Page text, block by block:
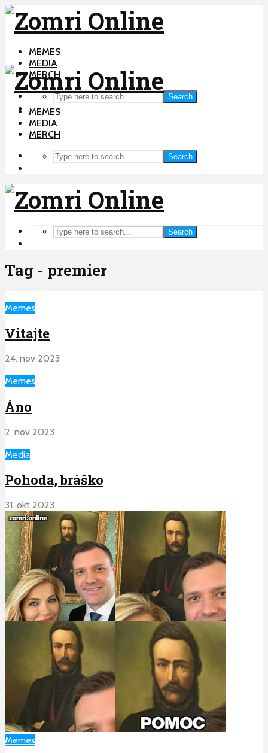
MEMES
MEDIA
MERCH
Search
MEMES
MEDIA
MERCH
Search
Search
Tag - premier
Memes
Vitajte
24. nov 2023
Memes
Áno
2. nov 2023
Media
Pohoda, bráško
31. okt 2023
Memes